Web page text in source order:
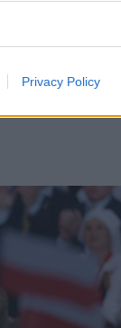
Privacy Policy